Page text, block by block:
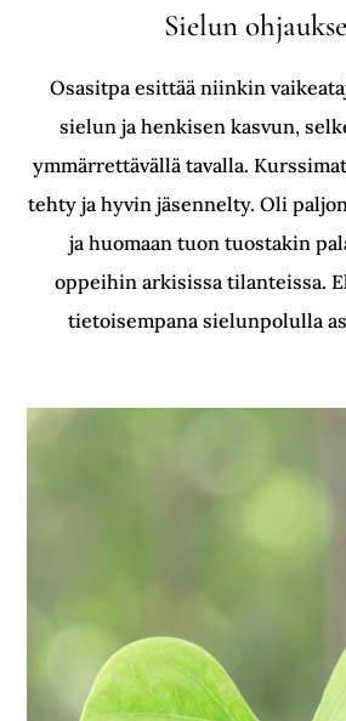
Sielun
Osasitpa esittää niinkin
sielun ja henkisen kasvun,
ymmärrettävällä tavalla.
tehty ja hyvin jäsennelty. Oli
ja huomaan tuon tuostakin
oppeihin arkisissa tilanteissa.
tietoisempana sielunpolulla